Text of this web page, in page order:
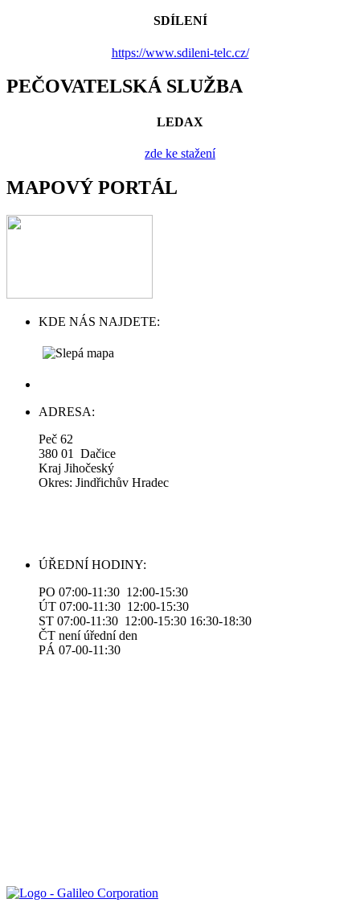
SDÍLENÍ
https://www.sdileni-telc.cz/
PEČOVATELSKÁ SLUŽBA
LEDAX
zde ke stažení
MAPOVÝ PORTÁL
KDE NÁS NAJDETE:
ADRESA:
Peč 62
380 01 Dačice
Kraj Jihočeský
Okres: Jindřichův Hradec
ÚŘEDNÍ HODINY:
PO 07:00-11:30 12:00-15:30
ÚT 07:00-11:30 12:00-15:30
ST 07:00-11:30 12:00-15:30 16:30-18:30
ČT není úřední den
PÁ 07-00-11:30